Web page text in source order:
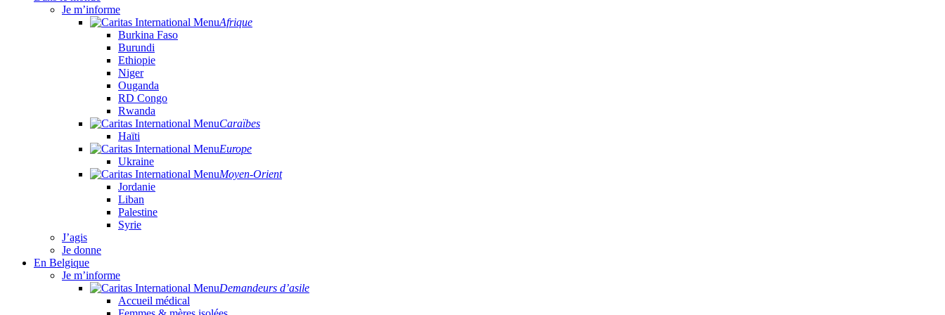
Je m’informe
Afrique
Burkina Faso
Burundi
Ethiopie
Niger
Ouganda
RD Congo
Rwanda
Caraïbes
Haïti
Europe
Ukraine
Moyen-Orient
Jordanie
Liban
Palestine
Syrie
J’agis
Je donne
En Belgique
Je m’informe
Demandeurs d’asile
Accueil médical